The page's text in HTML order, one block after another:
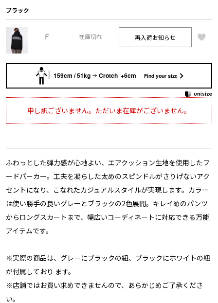
ブラック
F 在庫切れ 再入荷お知らせ
159cm / 51kg Crotch +6cm Find your size
申し訳ございません。ただいま在庫がございません。
ふわっとした弾力感が心地よい、エアクッション生地を使用したフ
ードパーカー。工夫を凝らした太めのスピンドルがさりげないアク
セントになり、こなれたカジュアルスタイルが実現します。カラー
は使い勝手の良いグレーとブラックの2色展開。キレイめのパンツ
からロングスカートまで、幅広いコーディネートに対応できる万能
アイテムです。
※実際の商品は、グレーにブラックの紐、ブラックにホワイトの紐
が付属しており ます。
※店舗ではお買い求めできませんので、あらかじめご了承くださ
い。